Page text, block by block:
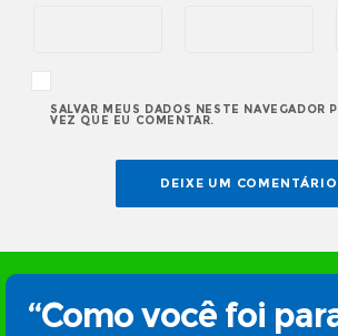
SALVAR MEUS DADOS NESTE NAVEGADOR
VEZ QUE EU COMENTAR.
“Como você foi